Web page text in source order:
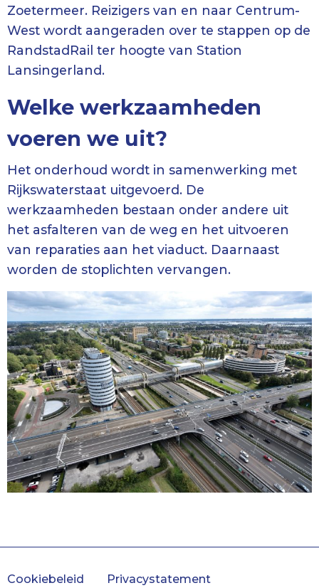
Zoetermeer. Reizigers van en naar Centrum-
West wordt aangeraden over te stappen op de
RandstadRail ter hoogte van Station
Lansingerland.
Welke werkzaamheden
voeren we uit?
Het onderhoud wordt in samenwerking met
Rijkswaterstaat uitgevoerd. De
werkzaamheden bestaan onder andere uit
het asfalteren van de weg en het uitvoeren
van reparaties aan het viaduct. Daarnaast
worden de stoplichten vervangen.
Cookiebeleid Privacystatement